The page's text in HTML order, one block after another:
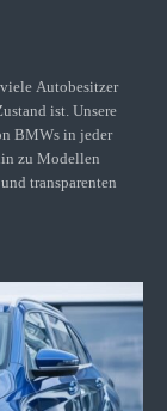
Autobesitzer
ist. Unsere
BMWs in jeder
zu Modellen
transparenten